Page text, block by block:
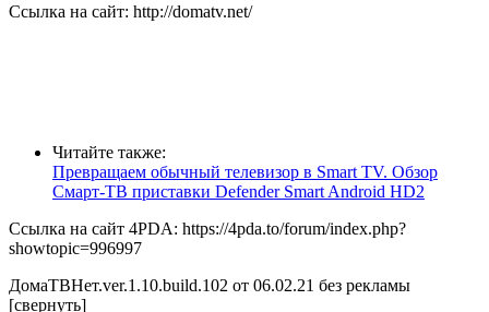
Ссылка на сайт: http://domatv.net/
Читайте также:
Превращаем обычный телевизор в Smart TV. Обзор
Смарт-ТВ приставки Defender Smart Android HD2
Ссылка на сайт 4PDA: https://4pda.to/forum/index.php?
showtopic=996997
ДомаТВНет.ver.1.10.build.102 от 06.02.21 без рекламы
[свернуть]